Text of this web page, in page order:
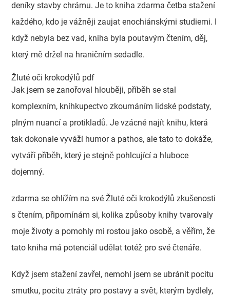
deníky stavby chrámu. Je to kniha zdarma četba stažení
každého, kdo je vážněji zaujat enochiánskými studiemi. I
když nebyla bez vad, kniha byla poutavým čtením, děj,
který mě držel na hraničním sedadle.
Žluté oči krokodýlů pdf
Jak jsem se zanořoval hlouběji, příběh se stal
komplexním, kníhkupectvo zkoumáním lidské podstaty,
plným nuancí a protikladů. Je vzácné najít knihu, která
tak dokonale vyváží humor a pathos, ale tato to dokáže,
vytváří příběh, který je stejně pohlcující a hluboce
dojemný.
zdarma se ohlížím na své Žluté oči krokodýlů zkušenosti
s čtením, připomínám si, kolika způsoby knihy tvarovaly
moje životy a pomohly mi rostou jako osobě, a věřím, že
tato kniha má potenciál udělat totéž pro své čtenáře.
Když jsem stažení zavřel, nemohl jsem se ubránit pocitu
smutku, pocitu ztráty pro postavy a svět, kterým bydlely,